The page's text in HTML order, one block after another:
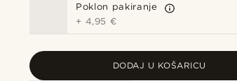
Poklon pakiranje
+ 4,95 €
DODAJ U KOŠARICU